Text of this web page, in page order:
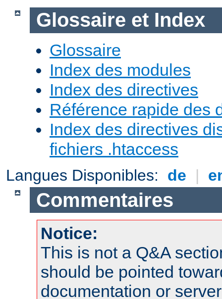
Glossaire et Index
Glossaire
Index des modules
Index des directives
Référence rapide des
Index des directives
fichiers .htaccess
Langues Disponibles: de |
Commentaires
Notice:
This is not a Q&A
should be pointed
documentation or